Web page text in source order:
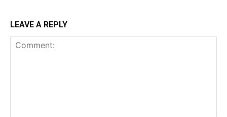
LEAVE A REPLY